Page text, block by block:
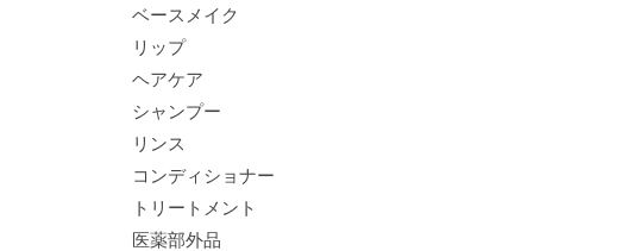
ベースメイク
リップ
ヘアケア
シャンプー
リンス
コンディショナー
トリートメント
医薬部外品